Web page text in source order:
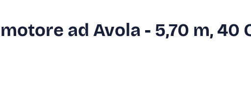
ad Avola - 5,70 m, 40